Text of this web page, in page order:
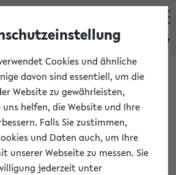
eKVV
eKVV Funktion zugreifen, die Ihnen
am System zur Verfügung
Sie sich an:
Cookies und ähnliche
davon sind essentiell, um die
Website zu gewährleisten,
helfen, die Website und Ihre
Falls Sie zustimmen,
und Daten auch, um Ihre
unserer Webseite zu messen. Sie
jederzeit unter